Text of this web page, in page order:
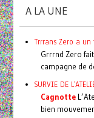
A LA UNE
Trrrans Zero a
Grrrnd Zero
campagne de
SURVIE DE
Cagnotte
bien